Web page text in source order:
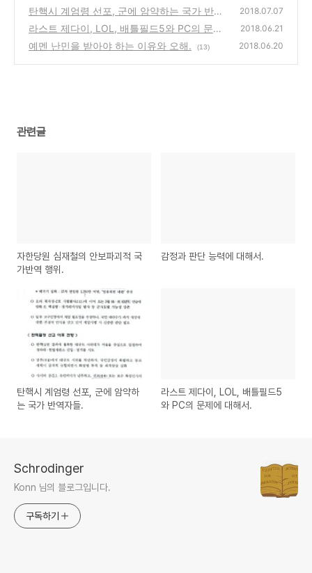
탄핵시 계엄령 선포, 군에 암약하는 국가 반역
자들.
(2)
2018.07.07
라스트 제다이, LOL, 배틀필드5와 PC의 문제
에 대해서.
(0)
2018.06.21
예멘 난민을 받아야 하는 이유와 오해. (13) 2018.06.20
관련글
자한당원 심재철의 안보파괴적 국
가반역 행위.
감정과 판단 능력에 대해서.
탄핵시 계엄령 선포, 군에 암약하
는 국가 반역자들.
라스트 제다이, LOL, 배틀필드5
와 PC의 문제에 대해서.
Schrodinger
Konn 님의 블로그입니다.
구독하기